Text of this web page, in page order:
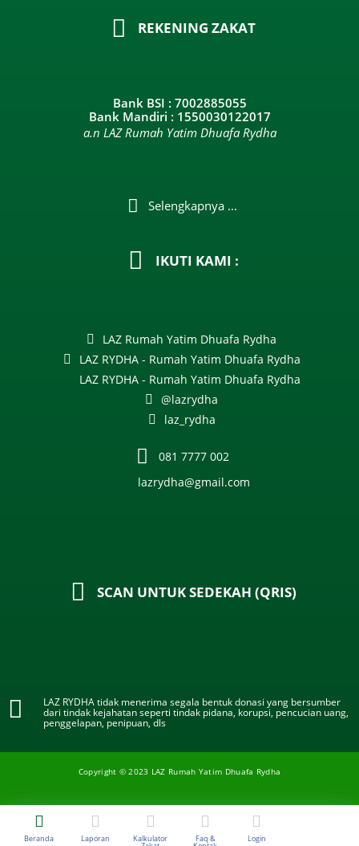
REKENING ZAKAT
Bank BSI : 7002885055
Bank Mandiri : 1550030122017
a.n LAZ Rumah Yatim Dhuafa Rydha
Selengkapnya ...
IKUTI KAMI :
LAZ Rumah Yatim Dhuafa Rydha
LAZ RYDHA - Rumah Yatim Dhuafa Rydha
LAZ RYDHA - Rumah Yatim Dhuafa Rydha
@lazrydha
laz_rydha
081 7777 002
lazrydha@gmail.com
SCAN UNTUK SEDEKAH (QRIS)
LAZ RYDHA tidak menerima segala bentuk donasi yang bersumber
dari tindak kejahatan seperti tindak pidana, korupsi, pencucian uang,
penggelapan, penipuan, dls
Copyright © 2023 LAZ Rumah Yatim Dhuafa Rydha
Beranda Laporan Kalkulator Faq & Login